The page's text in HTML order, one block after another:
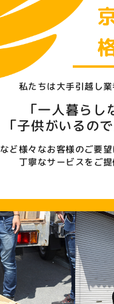
私たちは大手引越し業
「一人暮らし
「子供がいるの
など様々なお客様のご要望
丁寧なサービスをご